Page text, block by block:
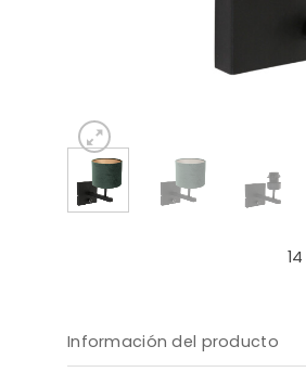
14
Información del producto